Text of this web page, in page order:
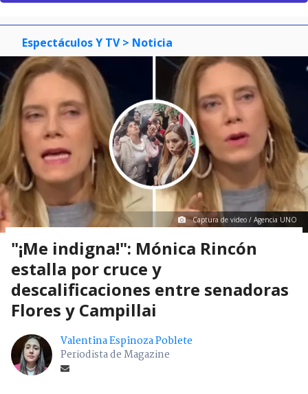
Espectáculos Y TV > Noticia
Captura de video / Agencia UNO
"¡Me indigna!": Mónica Rincón
estalla por cruce y
descalificaciones entre senadoras
Flores y Campillai
Valentina Espinoza Poblete
Periodista de Magazine